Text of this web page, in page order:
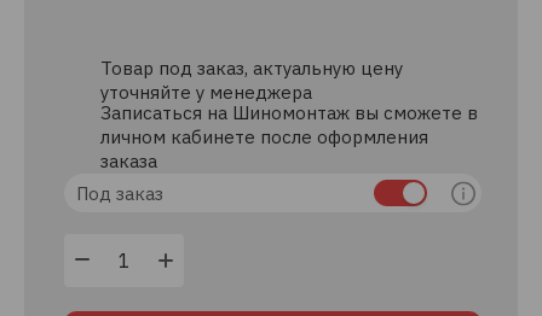
Товар под заказ, актуальную цену
уточняйте у менеджера
Записаться на Шиномонтаж вы сможете в
личном кабинете после оформления
заказа
Под заказ